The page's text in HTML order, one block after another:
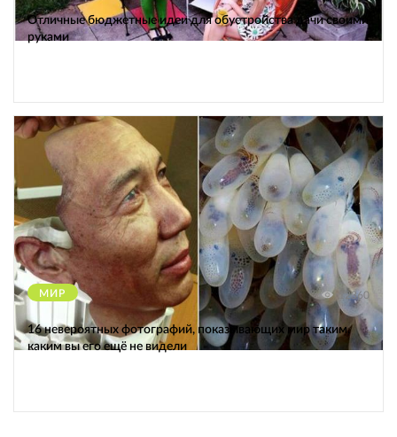
Отличные бюджетные идеи для обустройства дачи своими
руками
МИР 12360
16 невероятных фотографий, показывающих мир таким,
каким вы его ещё не видели